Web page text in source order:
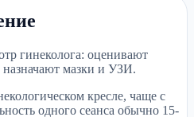
гинеколога: оценивают
мазки и УЗИ.
кресле, чаще с
одного сеанса обычно 15-